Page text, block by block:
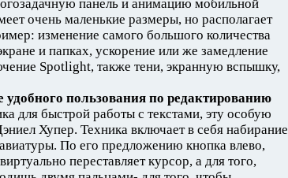
панель и анимацию мобильной
очень маленькие размеры, но располагает
изменение самого большого количества
и папках, ускорение или же замедление
Spotlight, также тени, экранную вспышку,
удобного пользования по редактированию
для быстрой работы с текстами, эту особую
Хупер. Техника включает в себя набирание
По его предложению кнопка влево,
переставляет курсор, а для того,